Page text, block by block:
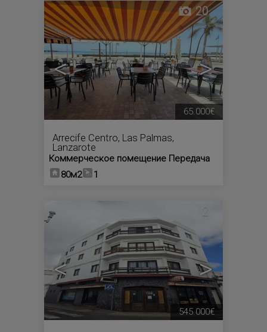
< >
20
Arrecife Centro, Las Palmas,
Lanzarote
Коммерческое помещение Передача
80м2
1
65.000€
< >
2
545.000€